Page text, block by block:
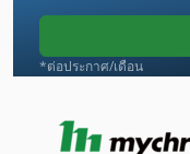
Omega
Otec
*ต่อประกาศ/เดือน